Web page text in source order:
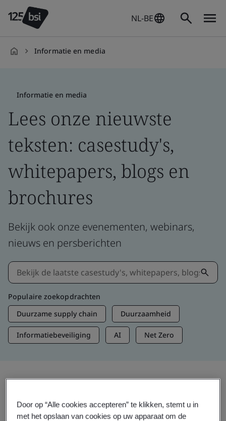
NL-BE
Informatie en media
Informatie en media
Lees onze nieuwste
teksten: casestudy's,
whitepapers, blogs en
brochures
Bekijk ook onze evenementen, webinars,
nieuws en persberichten
Populaire zoekopdrachten
Duurzame supply chain
Duurzaamheid
Informatiebeveiliging AI Net Zero
Actuele inzichten
Door op “Alle cookies accepteren” te klikken, stemt u in
met het opslaan van cookies op uw apparaat om de